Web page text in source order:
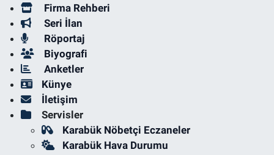
Firma Rehberi
Seri İlan
Röportaj
Biyografi
Anketler
Künye
İletişim
Servisler
Karabük Nöbetçi Eczaneler
Karabük Hava Durumu